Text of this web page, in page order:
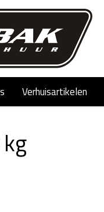
Verhuisartikelen